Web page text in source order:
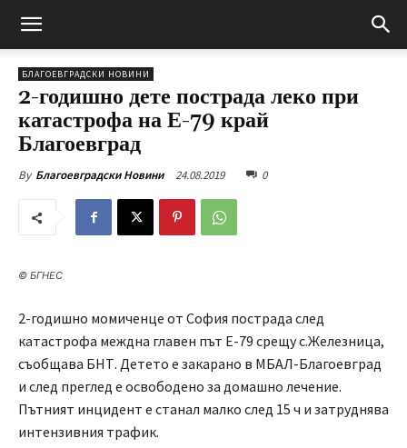
БЛАГОЕВГРАДСКИ НОВИНИ
2-годишно дете пострада леко при
катастрофа на Е-79 край
Благоевград
By Благоевградски Новини 24.08.2019 0
© БГНЕС
2-годишно момиченце от София пострада след
катастрофа междна главен път Е-79 срещу с.Железница,
съобщава БНТ. Детето е закарано в МБАЛ-Благоевград
и след преглед е освободено за домашно лечение.
Пътният инцидент е станал малко след 15 ч и затруднява
интензивния трафик.